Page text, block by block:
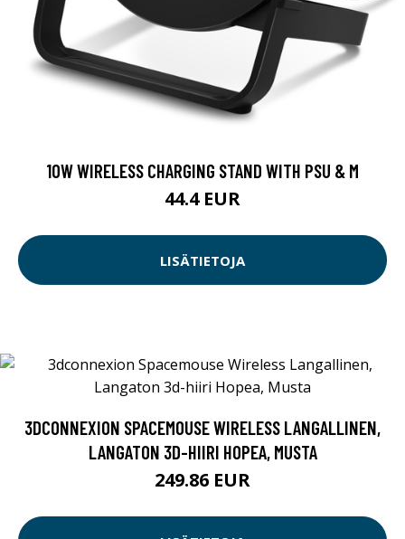
10W WIRELESS CHARGING STAND WITH PSU & M
44.4 EUR
LISÄTIETOJA
3DCONNEXION SPACEMOUSE WIRELESS LANGALLINEN,
LANGATON 3D-HIIRI HOPEA, MUSTA
249.86 EUR